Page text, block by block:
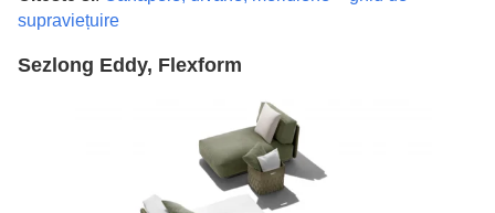
supraviețuire
Sezlong Eddy, Flexform